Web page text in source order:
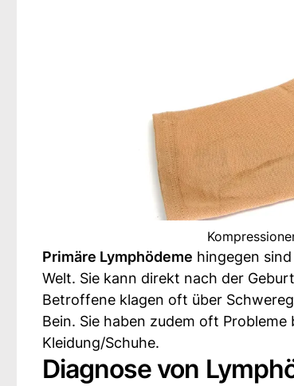
Primäre Lymphödeme hingegen
Welt. Sie kann direkt nach der
Betroffene klagen oft über
Bein. Sie haben zudem oft
Kleidung/Schuhe.
Diagnose von